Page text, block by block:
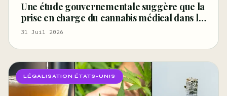
Une étude gouvernementale suggère que la
prise en charge du cannabis médical dans le
cadre de l’indemnisation des accidents du
la
31 Juil 2026
LÉGALISATION ÉTATS-UNIS